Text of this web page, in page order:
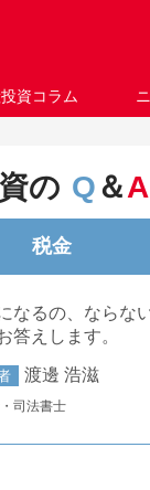
資コラム
の Q＆A
税金
なるの、ならな
答えします。
渡邊 浩滋
司法書士